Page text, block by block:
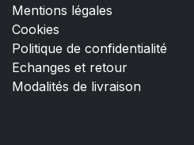
Mentions légales
Cookies
Politique de confidentialité
Echanges et retour
Modalités de livraison